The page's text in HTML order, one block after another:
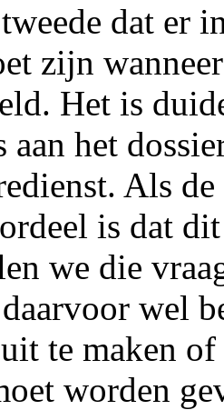
dat er
zijn
Het is
aan het
Als
is dat
we die
wel
te maken
worden